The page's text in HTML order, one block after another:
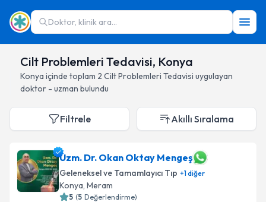
Doktor, klinik ara...
Cilt Problemleri Tedavisi, Konya
Konya içinde toplam 2 Cilt Problemleri Tedavisi uygulayan
doktor - uzman bulundu
Filtrele Akıllı Sıralama
Uzm. Dr. Okan Oktay Mengeş
Geleneksel ve Tamamlayıcı Tıp +1diğer
Konya, Meram
5 (5 Değerlendirme)